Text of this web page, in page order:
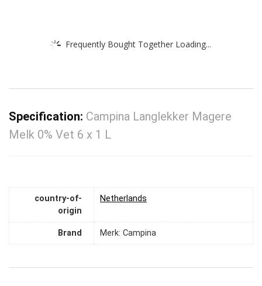
Frequently Bought Together Loading...
Specification: Campina Langlekker Magere
Melk 0% Vet 6 x 1 L
country-of-
origin
‎Netherlands
Brand Merk: Campina